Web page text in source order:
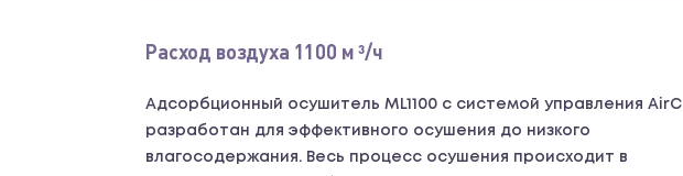
Расход воздуха 1100 м ³/ч
Адсорбционный осушитель ML1100 c системой управления AirC
разработан для эффективного осушения до низкого
влагосодержания. Весь процесс осушения происходит в